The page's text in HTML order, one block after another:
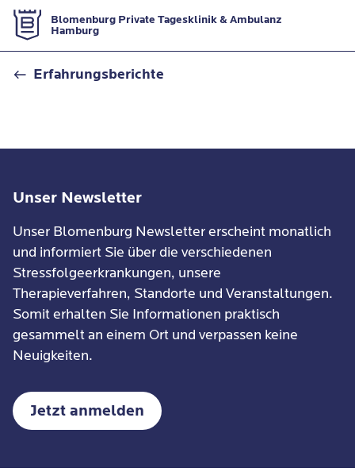
Zur Startseite
Blomenburg Private Tagesklinik & Ambulanz
Hamburg
Erfahrungsberichte
Unser Newsletter
Unser Blomenburg Newsletter erscheint monatlich
und informiert Sie über die verschiedenen
Stressfolgeerkrankungen, unsere
Therapieverfahren, Standorte und Veranstaltungen.
Somit erhalten Sie Informationen praktisch
gesammelt an einem Ort und verpassen keine
Neuigkeiten.
Jetzt anmelden